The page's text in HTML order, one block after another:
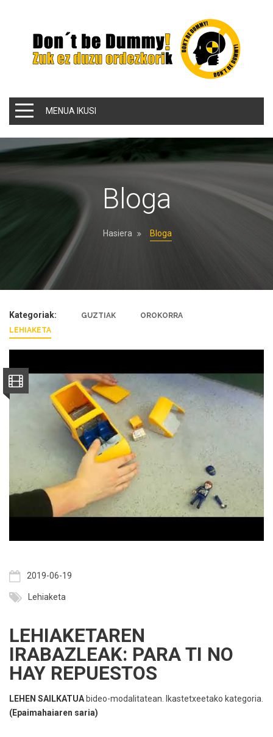
MENUA IKUSI
Bloga
Hasiera Bloga
Kategoriak: GUZTIAK
OROKORRA
LEHIAKETA
2019-06-19
Lehiaketa
LEHIAKETAREN
IRABAZLEAK: PARA TI NO
HAY REPUESTOS
LEHEN SAILKATUAbideo-modalitatean. Ikastetxeetako kategoria.
(Epaimahaiaren saria)